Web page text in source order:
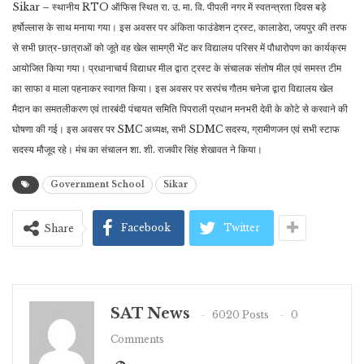
Sikar – स्थानीय RTO ऑफिस स्थित रा. उ. मा. वि. पीपली नगर में स्वतन्त्रता दिवस बड़े
हर्षोल्लास के साथ मनाया गया। इस अवसर पर अंकिता फाउंडेशन ट्रस्ट, कालाडेरा, जयपुर की तरफ
से सभी छात्र-छात्राओं को जूते वह खेल सामग्री भेंट कर विद्यालय परिसर में पौधारोपण का कार्यक्रम
आयोजित किया गया। प्रधानाचार्य विद्याधर मील द्वारा ट्रस्ट के संचालक संतोष मील एवं समस्त टीम
का साफा व माला पहनाकर स्वागत किया। इस अवसर पर सरपंच गौतम चनेजा द्वारा विद्यालय खेल
मैदान का समतलीकरण एवं तारबंदी पंचायत समिति पिपराली प्रधान मनभरी देवी के कोटे से करवाने की
घोषणा की गई। इस अवसर पर SMC अध्यक्ष, सभी SDMC सदस्य, ग्रामीणजन एवं सभी स्टाफ
सदस्य मौजूद रहे। मंच का संचालन शा. शी. राजवीर सिंह शेखावत ने किया।
Government School Sikar
Share Facebook Twitter
SAT News 6020 Posts
0
Comments